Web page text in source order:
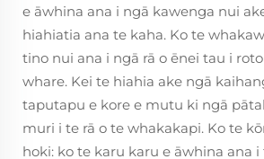
e āwhina ana i ngā kawenga nui
hiahiatia ana te kaha. Ko te
tino nui ana i ngā rā o ēnei tau i
whare. Kei te hiahia ake ngā
taputapu e kore e mutu ki ngā
muri i te rā o te whakakapi. Ko te
hoki: ko te karu karu e āwhina ana